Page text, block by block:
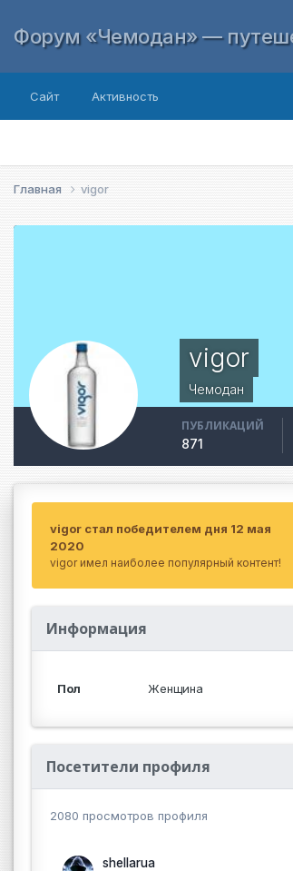
Форум «Чемодан» —
Сайт Активность
Главная vigor
vigor
Чемодан
ПУБЛИКАЦИЙ
871
vigor стал победителем дня 12 мая
2020
vigor имел наиболее популярный контент!
Информация
Пол Женщина
Посетители профиля
2080 просмотров профиля
shellarua